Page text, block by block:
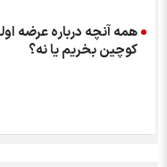
همه آنچه درباره عرضه
کوچین بخریم یا نه؟